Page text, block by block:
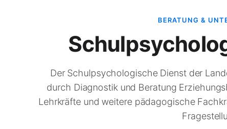
BERATUNG &
Der Schulpsychologische Dienst der
durch Diagnostik und Beratung
Lehrkräfte und weitere pädagogische